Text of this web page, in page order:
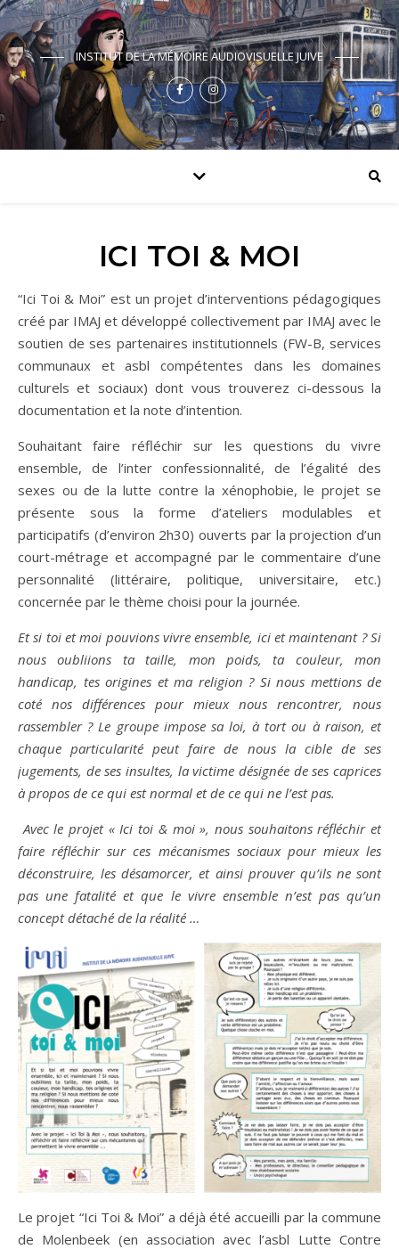
INSTITUT DE LA MÉMOIRE AUDIOVISUELLE JUIVE
ICI TOI & MOI
“Ici Toi & Moi” est un projet d’interventions pédagogiques
créé par IMAJ et développé collectivement par IMAJ avec le
soutien de ses partenaires institutionnels (FW-B, services
communaux et asbl compétentes dans les domaines
culturels et sociaux) dont vous trouverez ci-dessous la
documentation et la note d’intention.
Souhaitant faire réfléchir sur les questions du vivre
ensemble, de l’inter confessionnalité, de l’égalité des
sexes ou de la lutte contre la xénophobie, le projet se
présente sous la forme d’ateliers modulables et
participatifs (d’environ 2h30) ouverts par la projection d’un
court-métrage et accompagné par le commentaire d’une
personnalité (littéraire, politique, universitaire, etc.)
concernée par le thème choisi pour la journée.
Et si toi et moi pouvions vivre ensemble, ici et maintenant ? Si
nous oubliions ta taille, mon poids, ta couleur, mon
handicap, tes origines et ma religion ? Si nous mettions de
coté nos différences pour mieux nous rencontrer, nous
rassembler ? Le groupe impose sa loi, à tort ou à raison, et
chaque particularité peut faire de nous la cible de ses
jugements, de ses insultes, la victime désignée de ses caprices
à propos de ce qui est normal et de ce qui ne l’est pas.
Avec le projet « Ici toi & moi », nous souhaitons réfléchir et
faire réfléchir sur ces mécanismes sociaux pour mieux les
déconstruire, les désamorcer, et ainsi prouver qu’ils ne sont
pas une fatalité et que le vivre ensemble n’est pas qu’un
concept détaché de la réalité …
Le projet “Ici Toi & Moi” a déjà été accueilli par la commune
de Molenbeek (en association avec l’asbl Lutte Contre